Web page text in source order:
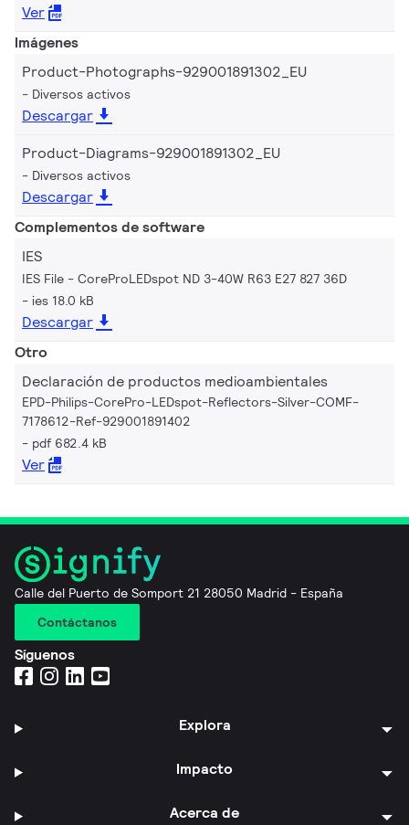
Ver
Imágenes
Product-Photographs-929001891302_EU
Diversos activos
Descargar
Product-Diagrams-929001891302_EU
Diversos activos
Descargar
Complementos de software
IES
IES File - CoreProLEDspot ND 3-40W R63 E27 827 36D
ies 18.0 kB
Descargar
Otro
Declaración de productos medioambientales
EPD-Philips-CorePro-LEDspot-Reflectors-Silver-COMF-
7178612-Ref-929001891402
pdf 682.4 kB
Ver
Calle del Puerto de Somport 21 28050 Madrid - España
Contáctanos
Síguenos
Explora
Impacto
Acerca de